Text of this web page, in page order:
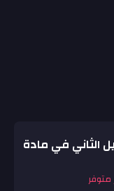
- الجيل الثاني في مادة
متوفر